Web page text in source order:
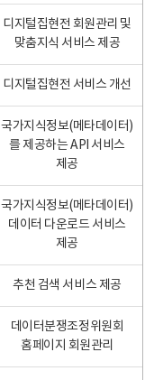
디지털집현전 회원관리 및
맞춤지식 서비스 제공
디지털집현전 서비스 개선
국가지식정보(메타데이터)
를 제공하는 API 서비스
제공
국가지식정보(메타데이터)
데이터 다운로드 서비스
제공
추천 검색 서비스 제공
데이터분쟁조정위원회
홈페이지 회원관리